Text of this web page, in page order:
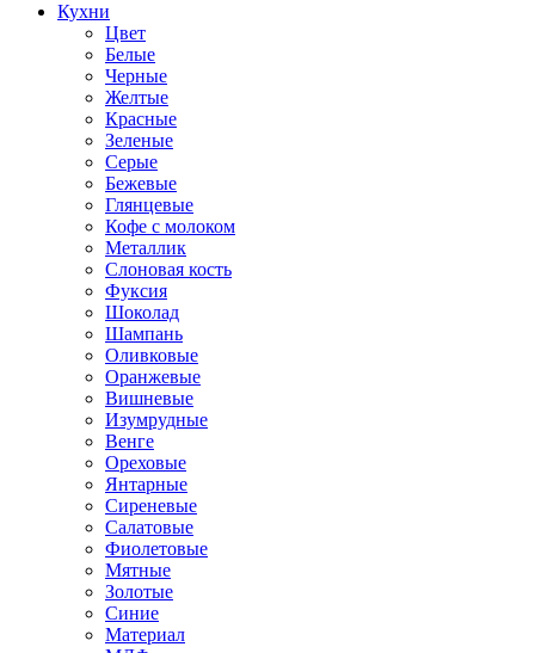
Кухни
Цвет
Белые
Черные
Желтые
Красные
Зеленые
Серые
Бежевые
Глянцевые
Кофе с молоком
Металлик
Слоновая кость
Фуксия
Шоколад
Шампань
Оливковые
Оранжевые
Вишневые
Изумрудные
Венге
Ореховые
Янтарные
Сиреневые
Салатовые
Фиолетовые
Мятные
Золотые
Синие
Материал